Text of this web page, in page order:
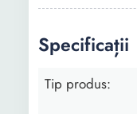
Specificații
Tip produs: